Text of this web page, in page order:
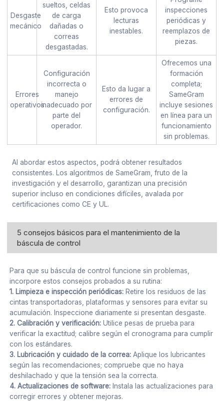
Desgaste
mecánico
sueltos, celdas
de carga
dañadas o
correas
desgastadas.
Esto provoca
lecturas
inestables.
inspecciones
periódicas y
reemplazos de
piezas.
Errores
operativos
Configuración
incorrecta o
manejo
inadecuado por
parte del
operador.
Esto da lugar a
errores de
configuración.
Ofrecemos una
formación
completa;
SameGram
incluye sesiones
en línea para un
funcionamiento
sin problemas.
Al abordar estos aspectos, podrá obtener resultados
consistentes. Los algoritmos de SameGram, fruto de la
investigación y el desarrollo, garantizan una precisión
superior incluso en condiciones difíciles, avalada por
certificaciones como CE y UL.
5 consejos básicos para el mantenimiento de la
báscula de control
Para que su báscula de control funcione sin problemas,
incorpore estos consejos probados a su rutina:
1. Limpieza e inspección periódicas: Retire los residuos de las
cintas transportadoras, plataformas y sensores para evitar su
acumulación. Inspeccione diariamente si presentan desgaste.
2. Calibración y verificación: Utilice pesas de prueba para
verificar la exactitud; calibre según el cronograma para cumplir
con los estándares.
3. Lubricación y cuidado de la correa:Aplique los lubricantes
según las recomendaciones; compruebe que no haya
deshilachado y que la tensión sea la correcta.
4. Actualizaciones de software: Instala las actualizaciones para
corregir errores y obtener mejoras.